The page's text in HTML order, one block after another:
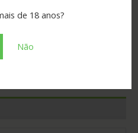
de 18 anos?
Não
Licores e bebidas mistas